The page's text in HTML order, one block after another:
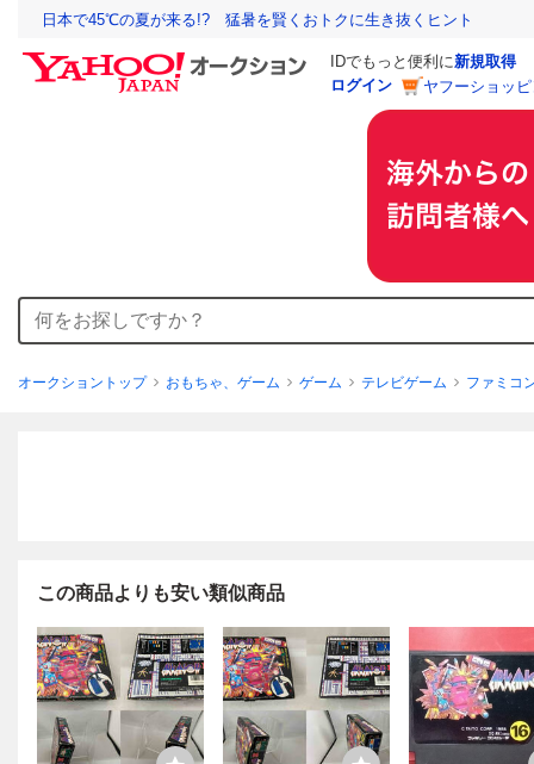
日本で45℃の夏が来る!? 猛暑を賢くおトクに生き抜くヒント
IDでもっと便利に新規取得
ログイン
ヤフーショッ
オークショントップ おもちゃ、ゲーム ゲーム テレビゲーム ファミコ
この商品よりも安い類似商品